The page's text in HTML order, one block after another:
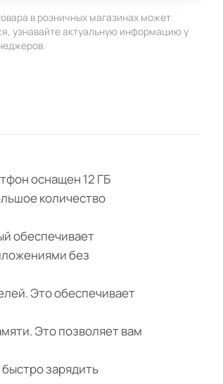
в розничных магазинах может
узнавайте актуальную информацию у
оснащен 12 ГБ
количество
обеспечивает
без
Это обеспечивает
Это позволяет вам
зарядить